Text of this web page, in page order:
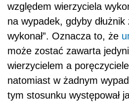
względem wierzyciela
na wypadek, gdyby
wykonał”. Oznacza to, że
może zostać zawarta
wierzycielem a
natomiast w żadnym
tym stosunku występował